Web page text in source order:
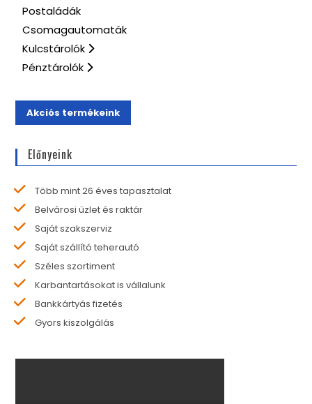
Postaládák
Csomagautomaták
Kulcstárolók
Pénztárolók
Akciós termékeink
Előnyeink
Több mint 26 éves tapasztalat
Belvárosi üzlet és raktár
Saját szakszerviz
Saját szállító teherautó
Széles szortiment
Karbantartásokat is vállalunk
Bankkártyás fizetés
Gyors kiszolgálás